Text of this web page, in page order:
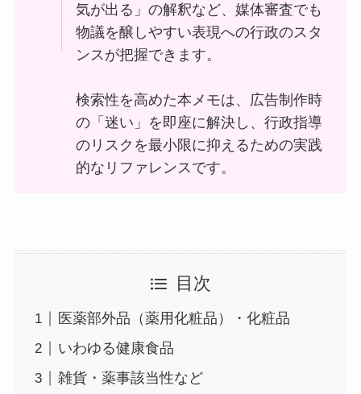
気が出る」の解釈など、媒体審査でも
物議を醸しやすい表現への行政のスタ
ンスが把握できます。
検索性を高めた本メモは、広告制作時
の「迷い」を即座に解決し、行政指導
のリスクを最小限に抑えるための実践
的なリファレンスです。
目次
医薬部外品（薬用化粧品）・化粧品
いわゆる健康食品
雑貨・薬事該当性など